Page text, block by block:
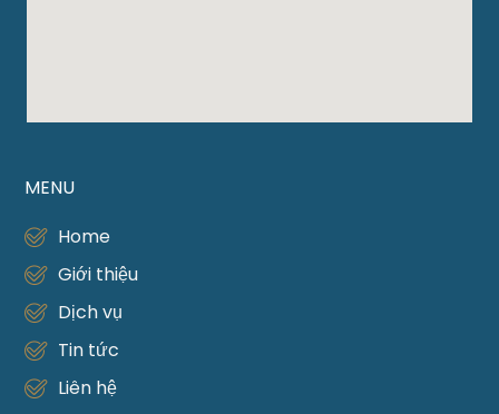
MENU
Home
Giới thiệu
Dịch vụ
Tin tức
Liên hệ